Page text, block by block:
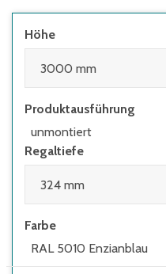
• wenn Regale
Leitern
Höhe
Produktausführung
unmontiert
Regaltiefe
Farbe
RAL 5010 Enzianblau